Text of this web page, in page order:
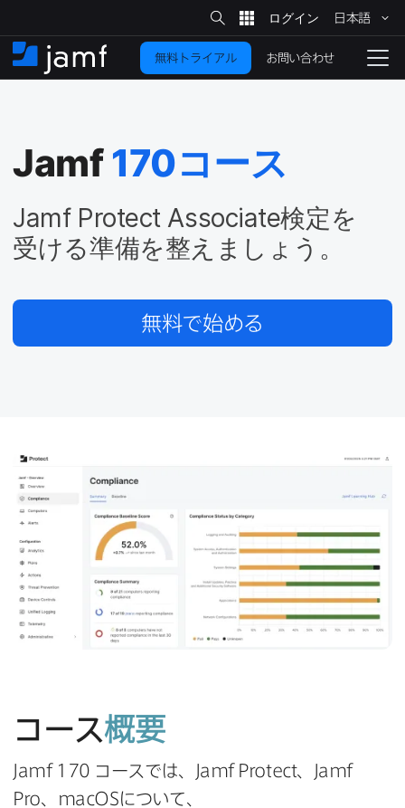
イ
ン
コ
に
移
動
サ
イ
ト
検
索
日本語
ホ
ー
ナ
え
無料トライアル お問い合わせ
Jamf 170コース
Jamf Protect Associate検定を​
受ける​準備を​整えましょう。
無料で​始める
コース概要
Jamf 170 コースでは、 Jamf Protect、
Jamf
Pro、 macOSに​ついて、​